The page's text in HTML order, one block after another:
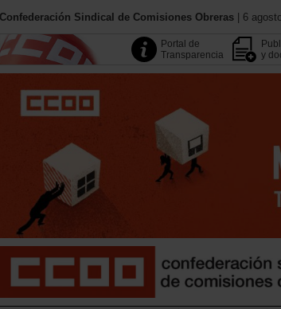
Confederación Sindical de Comisiones Obreras | 6
Portal de
Transparencia
y